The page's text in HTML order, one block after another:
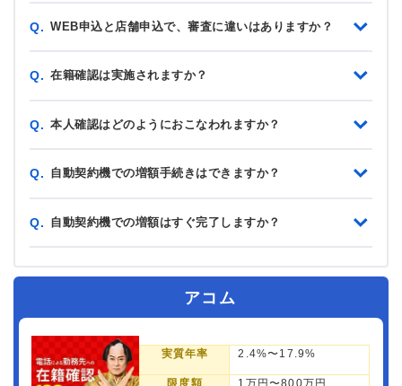
Q. WEB申込と店舗申込で、審査に違いはありますか？
Q. 在籍確認は実施されますか？
Q. 本人確認はどのようにおこなわれますか？
Q. 自動契約機での増額手続きはできますか？
Q. 自動契約機での増額はすぐ完了しますか？
アコム
実質年率 2.4%〜17.9%
限度額 1万円〜800万円